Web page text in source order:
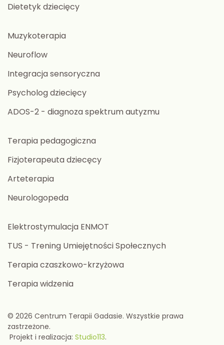
Dietetyk dziecięcy
Muzykoterapia
Neuroflow
Integracja sensoryczna
Psycholog dziecięcy
ADOS-2 - diagnoza spektrum autyzmu
Terapia pedagogiczna
Fizjoterapeuta dziecęcy
Arteterapia
Neurologopeda
Elektrostymulacja ENMOT
TUS - Trening Umiejętności Społecznych
Terapia czaszkowo-krzyżowa
Terapia widzenia
© 2026 Centrum Terapii Gadasie. Wszystkie prawa
zastrzeżone.
Projekt i realizacja: Studio113.